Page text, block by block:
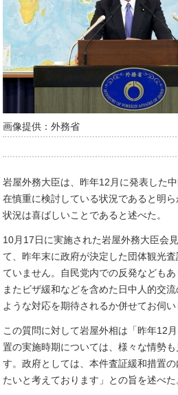
画像提供：外務省
岩屋外務大臣は、昨年12月に発表した
在慎重に検討している状況であると明
状況は喜ばしいことであると述べた。
10月17日に実施された岩屋外務大臣会
て、昨年末に政府が決定した団体観光
ていません。自民党内での反発なども
またビザ緩和などを含めた日中人的交
ような対応を期待されるか併せてお伺
この質問に対して岩屋外相は「昨年12
置の実施時期については、様々な情勢
す。政府としては、本件査証緩和措置
たいと考えております」との旨を述べた